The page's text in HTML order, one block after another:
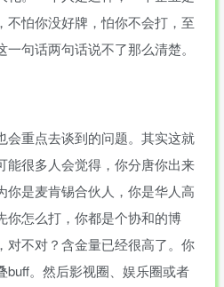
不怕你没好牌，怕你不会打，至
句话两句话说不了那么清楚。
会重点去谈到的问题。其实这就
能很多人会觉得，你分唐你出来
你是麦肯锡合伙人，你是华人高
你怎么打，你都是个协和的博
对不对？含金量已经很高了。你
buff。然后影视圈、娱乐圈或者